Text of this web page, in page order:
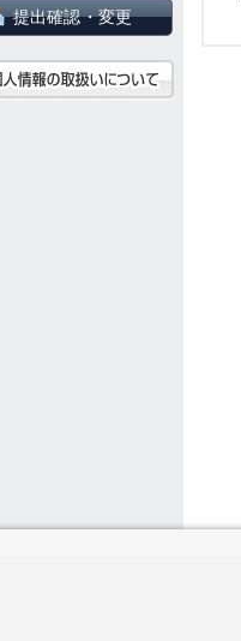
提出確認・変更